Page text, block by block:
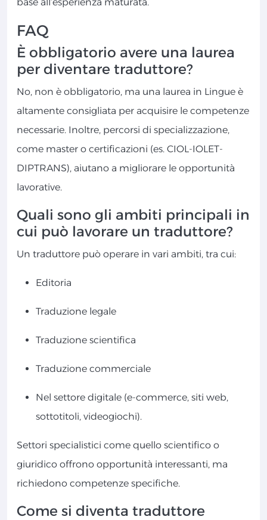
FAQ
È obbligatorio avere una laurea
per diventare traduttore?
No, non è obbligatorio, ma una laurea in Lingue è
altamente consigliata per acquisire le competenze
necessarie. Inoltre, percorsi di specializzazione,
come master o certificazioni (es. CIOL-IOLET-
DIPTRANS), aiutano a migliorare le opportunità
lavorative.
Quali sono gli ambiti principali in
cui può lavorare un traduttore?
Un traduttore può operare in vari ambiti, tra cui:
Editoria
Traduzione legale
Traduzione scientifica
Traduzione commerciale
Nel settore digitale (e-commerce, siti web,
sottotitoli, videogiochi).
Settori specialistici come quello scientifico o
giuridico offrono opportunità interessanti, ma
richiedono competenze specifiche.
Come si diventa traduttore